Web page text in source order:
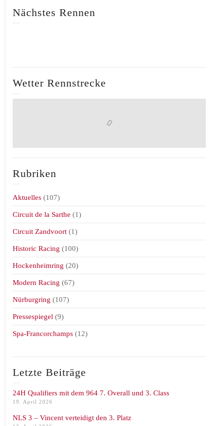
Nächstes Rennen
Wetter Rennstrecke
Rubriken
Aktuelles (107)
Circuit de la Sarthe (1)
Circuit Zandvoort (1)
Historic Racing (100)
Hockenheimring (20)
Modern Racing (67)
Nürburgring (107)
Pressespiegel (9)
Spa-Francorchamps (12)
Letzte Beiträge
24H Qualifiers mit dem 964 7. Overall und 3. Class
19. April 2026
NLS 3 – Vincent verteidigt den 3. Platz